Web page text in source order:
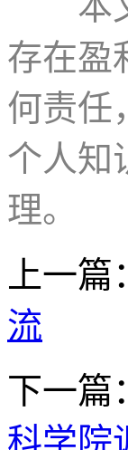
存在盈
何责任
个人知
理。
上一篇：
流
下一篇：
科学院